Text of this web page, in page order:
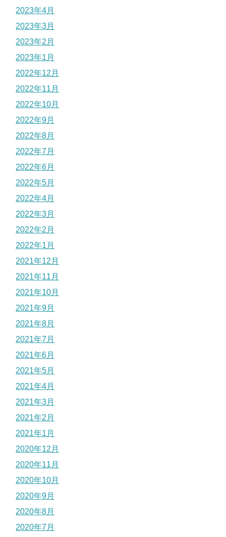
2023年4月
2023年3月
2023年2月
2023年1月
2022年12月
2022年11月
2022年10月
2022年9月
2022年8月
2022年7月
2022年6月
2022年5月
2022年4月
2022年3月
2022年2月
2022年1月
2021年12月
2021年11月
2021年10月
2021年9月
2021年8月
2021年7月
2021年6月
2021年5月
2021年4月
2021年3月
2021年2月
2021年1月
2020年12月
2020年11月
2020年10月
2020年9月
2020年8月
2020年7月